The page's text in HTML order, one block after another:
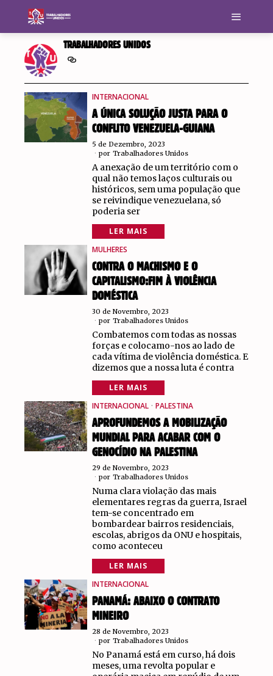
TRABALHADORES UNIDOS
INTERNACIONAL
A ÚNICA SOLUÇÃO JUSTA PARA O
CONFLITO VENEZUELA-GUIANA
5 de Dezembro, 2023
por Trabalhadores Unidos
A anexação de um território com o
qual não temos laços culturais ou
históricos, sem uma população que
se reivindique venezuelana, só
poderia ser
LER MAIS
MULHERES
CONTRA O MACHISMO E O
CAPITALISMO:FIM À VIOLÊNCIA
DOMÉSTICA
30 de Novembro, 2023
por Trabalhadores Unidos
Combatemos com todas as nossas
forças e colocamo-nos ao lado de
cada vítima de violência doméstica. E
dizemos que a nossa luta é contra
LER MAIS
INTERNACIONAL · PALESTINA
APROFUNDEMOS A MOBILIZAÇÃO
MUNDIAL PARA ACABAR COM O
GENOCÍDIO NA PALESTINA
29 de Novembro, 2023
por Trabalhadores Unidos
Numa clara violação das mais
elementares regras da guerra, Israel
tem-se concentrado em
bombardear bairros residenciais,
escolas, abrigos da ONU e hospitais,
como aconteceu
LER MAIS
INTERNACIONAL
PANAMÁ: ABAIXO O CONTRATO
MINEIRO
28 de Novembro, 2023
por Trabalhadores Unidos
No Panamá está em curso, há dois
meses, uma revolta popular e